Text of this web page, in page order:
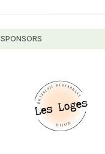
SPONSORS